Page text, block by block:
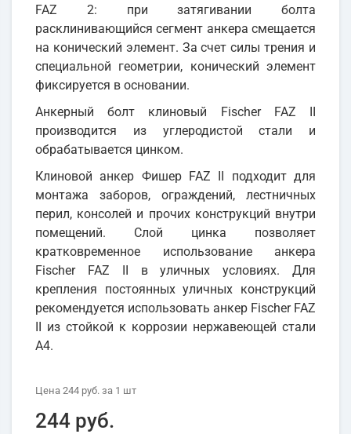
FAZ 2: при затягивании болта
расклинивающийся сегмент анкера смещается
на конический элемент. За счет силы трения и
специальной геометрии, конический элемент
фиксируется в основании.
Анкерный болт клиновый Fischer FAZ II
производится из углеродистой стали и
обрабатывается цинком.
Клиновой анкер Фишер FAZ II подходит для
монтажа заборов, ограждений, лестничных
перил, консолей и прочих конструкций внутри
помещений. Слой цинка позволяет
кратковременное использование анкера
Fischer FAZ II в уличных условиях. Для
крепления постоянных уличных конструкций
рекомендуется использовать анкер Fischer FAZ
II из стойкой к коррозии нержавеющей стали
А4.
Цена 244 руб. за 1 шт
244 руб.